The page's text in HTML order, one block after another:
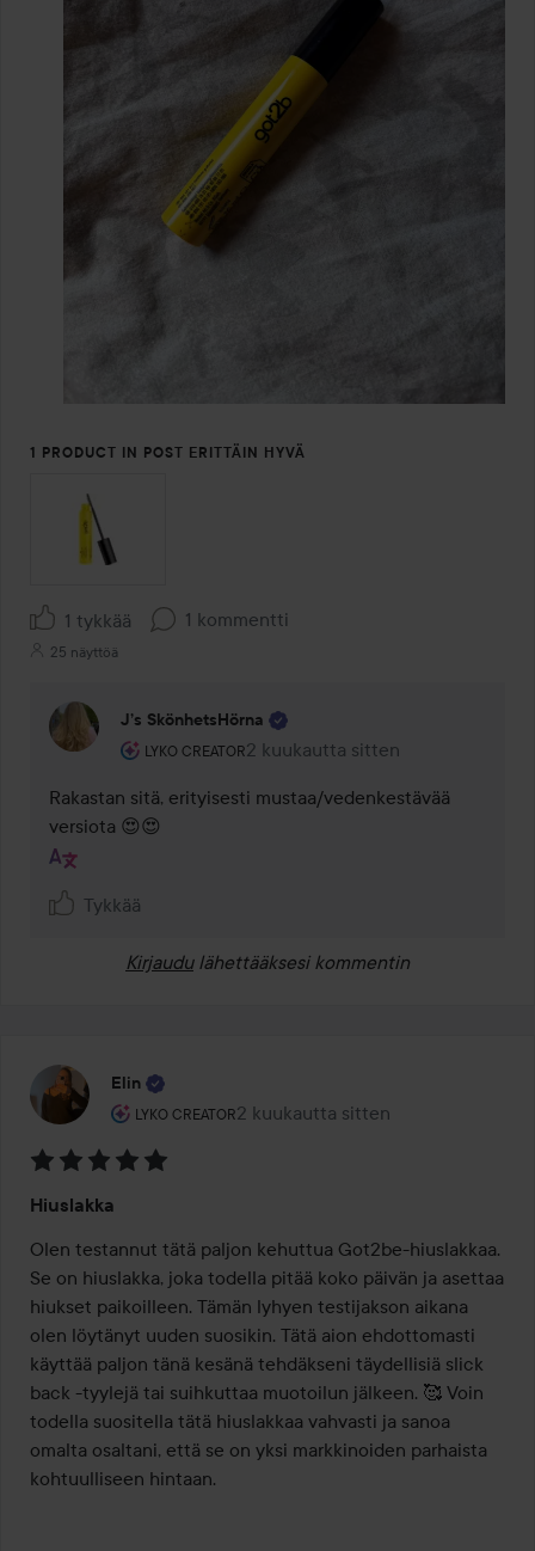
1 PRODUCT IN POST ERITTÄIN HYVÄ
1 tykkää 1 kommentti
25 näyttöä
J’s SkönhetsHörna
LYKO CREATOR
Käyttäjän rooli: Lyko Creator.
2 kuukautta sitten
Kommentti lisättiin 2 kuukautta
Rakastan sitä, erityisesti mustaa/vedenkestävää
versiota 😍😍
Tykkää
Kirjaudu lähettääksesi kommentin
Elin
LYKO CREATOR
Käyttäjän rooli: Lyko Creator.
2 kuukautta sitten
Viesti luotiin 2 kuukautta sitten
5
/
5
Hiuslakka
Olen testannut tätä paljon kehuttua Got2be-hiuslakkaa.
Se on hiuslakka, joka todella pitää koko päivän ja asettaa
hiukset paikoilleen. Tämän lyhyen testijakson aikana
olen löytänyt uuden suosikin. Tätä aion ehdottomasti
käyttää paljon tänä kesänä tehdäkseni täydellisiä slick
back -tyylejä tai suihkuttaa muotoilun jälkeen. 🥰 Voin
todella suositella tätä hiuslakkaa vahvasti ja sanoa
omalta osaltani, että se on yksi markkinoiden parhaista
kohtuulliseen hintaan.